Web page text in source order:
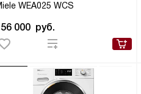
WEA025 WCS
000 руб.